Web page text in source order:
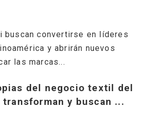
buscan convertirse en líderes
y abrirán nuevos
las marcas...
del negocio textil del
y buscan ...